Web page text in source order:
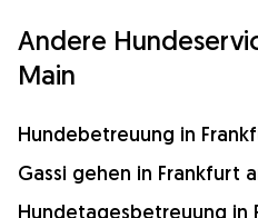
Andere
Main
Hundebetreuung in
Gassi gehen in Frankfurt
Hundetagesbetreuung in